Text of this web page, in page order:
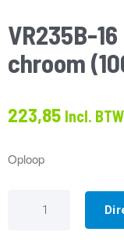
VR235B-
chroom
223,85 Incl. BTW
Oploop